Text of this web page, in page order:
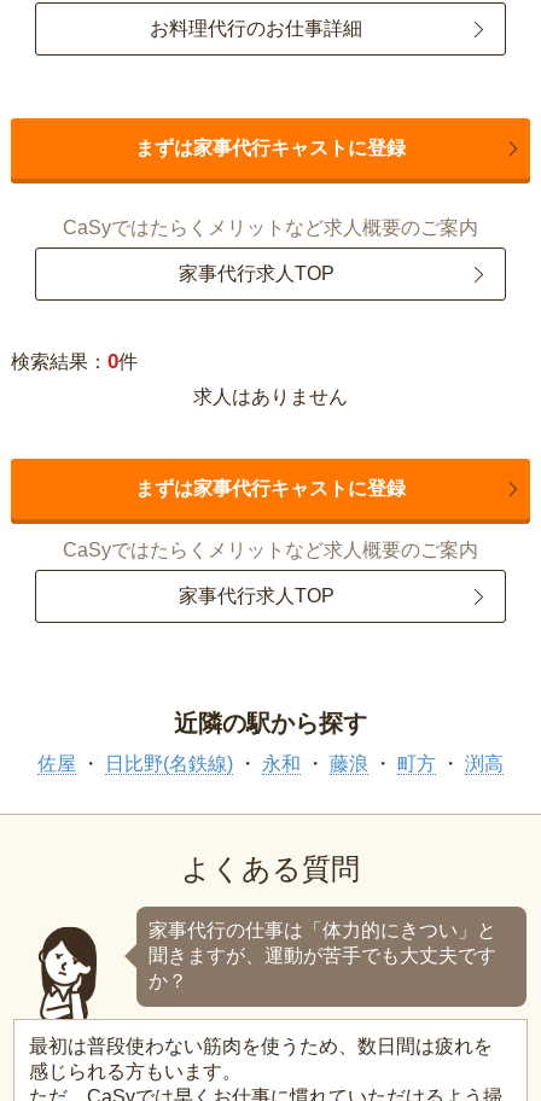
お料理代行のお仕事詳細
まずは家事代行キャストに登録
CaSyではたらくメリットなど求人概要のご案内
家事代行求人TOP
検索結果： 0件
求人はありません
まずは家事代行キャストに登録
CaSyではたらくメリットなど求人概要のご案内
家事代行求人TOP
近隣の駅から探す
佐屋 日比野(名鉄線) 永和 藤浪 町方 渕高
よくある質問
家事代行の仕事は「体力的にきつい」と
聞きますが、運動が苦手でも大丈夫です
か？
最初は普段使わない筋肉を使うため、数日間は疲れを
感じられる方もいます。
ただ、CaSyでは早くお仕事に慣れていただけるよう掃